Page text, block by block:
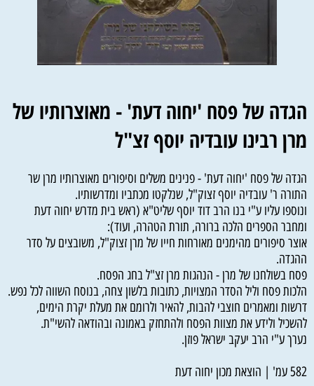
הגדה של פסח 'יחוה דעת' - מאוצרותיו של
מרן רבינו עובדיה יוסף זצ"ל
הגדה של פסח 'יחוה דעת' - פנינים משלים וסיפורים מאוצרותיו מרן שר
התורה ר' עובדיה יוסף זצוק"ל, שנלקטו מכתביו ומדרשותיו.
ונוספו עליו ע"י בנו הרב דוד יוסף שליט"א (ראש בית מדרש יחוה דעת
ומחבר הספרים הלכה ברורה, תורת הטהרה, ועוד):
אוצר סיפורים מהימנים מאורחות חייו של מרן זצוק"ל, משובצים על סדר
ההגדה.
פסח בשולחנו של מרן - הנהגות מרן זצ"ל בחג הפסח.
הלכות פסח וליל הסדר המצויות, כתובות בלשון צחה, בנוסח השווה לכל נפש.
דרשות ומאמרים חוצבי להבות, להאיר ולרומם את מעלת יקרת הימים,
להשכיל ולידע את מצוות הפסח ולהתחזק באמונה ובהודאה להשי"ת.
נערך ע"י הרב יעקב ישראל פוזן.
582 עמ' | הוצאת מכון יחוה דעת